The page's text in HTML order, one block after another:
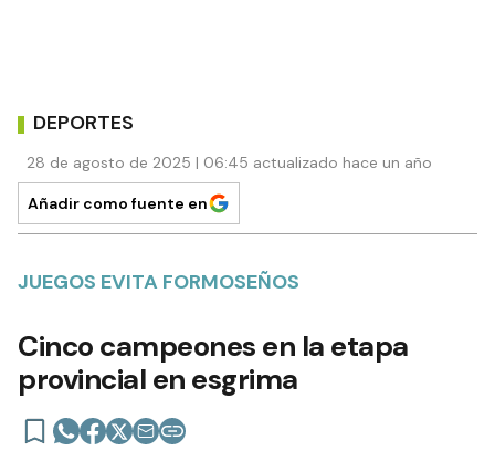
DEPORTES
28 de agosto de 2025 | 06:45 actualizado hace un año
Añadir como fuente en
JUEGOS EVITA FORMOSEÑOS
Cinco campeones en la etapa
provincial en esgrima